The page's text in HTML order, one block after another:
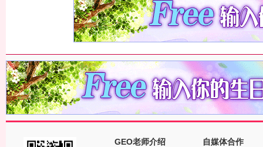
GEO老师介绍 自媒体合作